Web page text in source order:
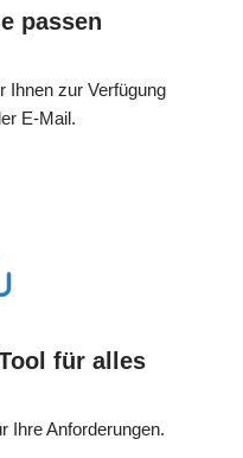
passen
Ihnen zur Verfügung
E-Mail.
für alles
Ihre Anforderungen.